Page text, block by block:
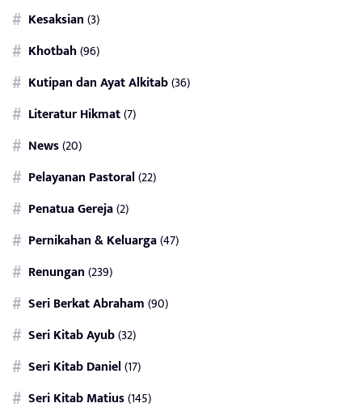
Kesaksian(3)
Khotbah(96)
Kutipan dan Ayat Alkitab(36)
Literatur Hikmat(7)
News(20)
Pelayanan Pastoral(22)
Penatua Gereja(2)
Pernikahan & Keluarga(47)
Renungan(239)
Seri Berkat Abraham(90)
Seri Kitab Ayub(32)
Seri Kitab Daniel(17)
Seri Kitab Matius(145)